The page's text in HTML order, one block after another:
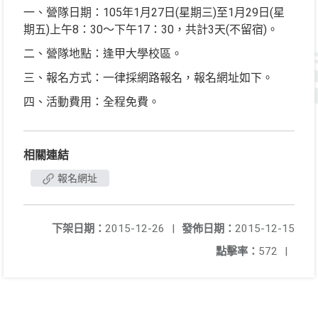
一、營隊日期：105年1月27日(星期三)至1月29日(星
期五)上午8：30～下午17：30，共計3天(不留宿)。
二、營隊地點：逢甲大學校區。
三、報名方式：一律採網路報名，報名網址如下。
四、活動費用：全程免費。
相關連結
報名網址
發佈日期： 2015-12-15
下架日期： 2015-12-26
|
點擊率： 572 |